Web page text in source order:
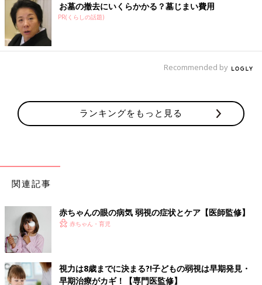
近視
網膜の手前でピントが合い、近くは見えるのに遠くへいくほどピ
ンボケになります。強い近視の場合、弱視の原因になることがあ
角膜のカーブが均等でなく、一方向がぼやけたり、ゆがんで見え
たりします。強い乱視の場合、弱視の原因になることがありま
い」…赤ちゃんの目や鼻のトラブルは、わりと
多く起こりがち。ほうってはおけない、目と鼻
の病気について、小児科医の山中龍宏先生に教
監修／横田俊一郎 先生
■赤ちゃん 眼の病気
・結膜炎
お墓の撤去にいくらかかる？墓じまい費用
PR(くらしの話題)
Recommended by
ランキングをもっと見る
関連記事
赤ちゃんの眼の病気 弱視の症状とケア【医師監修】
赤ちゃん・育児
視力は8歳までに決まる?!子どもの弱視は早期発見・
早期治療がカギ！【専門医監修】